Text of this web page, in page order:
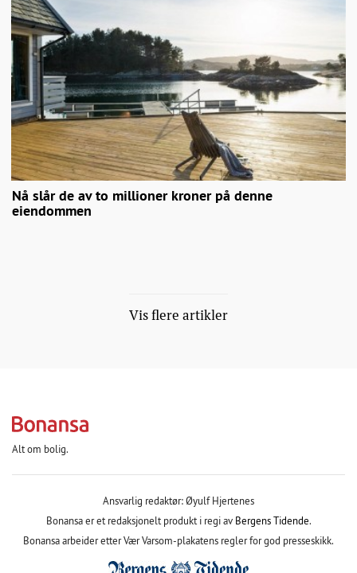
Nå slår de av to millioner kroner på denne
eiendommen
Vis flere artikler
Alt om bolig.
Ansvarlig redaktør: Øyulf Hjertenes
Bonansa er et redaksjonelt produkt i regi av Bergens Tidende.
Bonansa arbeider etter Vær Varsom-plakatens regler for god presseskikk.